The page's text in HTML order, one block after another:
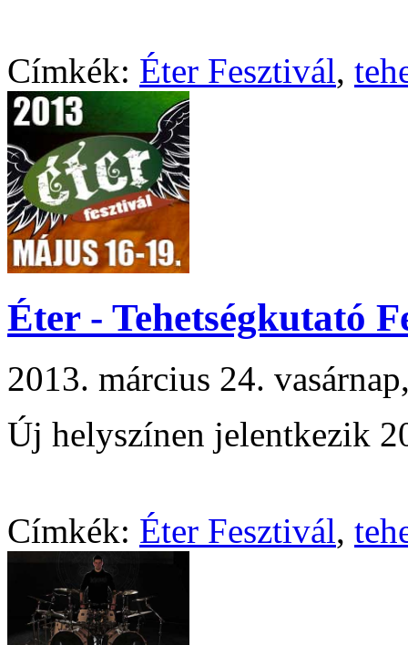
Címkék: Éter Fesztivál,
Éter - Tehetségkutató
2013. március 24.
Új helyszínen jelentkezik
Címkék: Éter Fesztivál,